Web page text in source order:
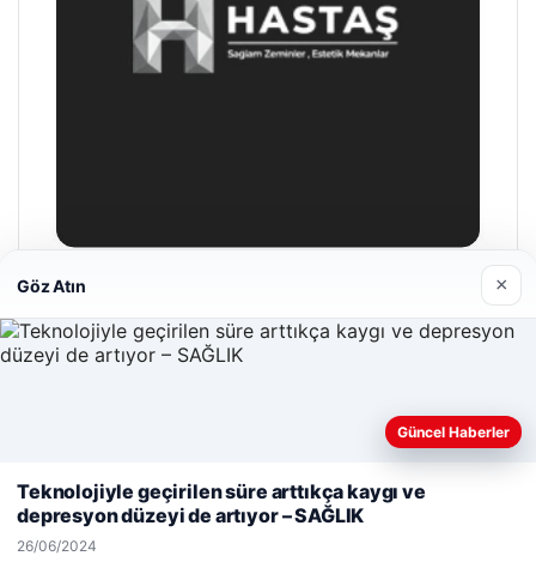
Hastaş Beton
26/05/2026
© 2026 Gündem Haberleri – Güncel Haberler
Web sitemizi nasıl kullandığınızı daha iyi anlayabilmek,
kullanıyoruz.Çerez Politikamız
Reddet Kabul Et
Göz Atın ×
Güncel Haberler
Teknolojiyle geçirilen süre arttıkça kaygı ve
depresyon düzeyi de artıyor – SAĞLIK
26/06/2024